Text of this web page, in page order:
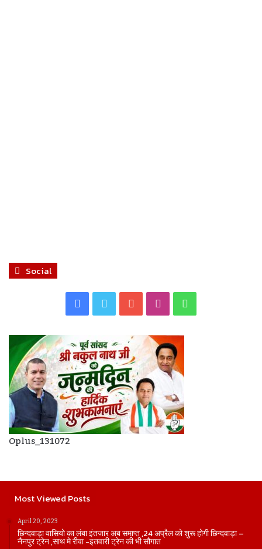
Social
Facebook
Twitter YouTubeInstagram
Oplus_131072
Most Viewed Posts
April 20, 2023
छिन्दवाड़ा वासियो का लंबा इंतजार अब समाप्त ,24 अप्रैल को शुरू होगी छिन्दवाड़ा –
नैनपुर ट्रेन ,साथ मे रीवा -इतवारी ट्रेन की भी सौगात